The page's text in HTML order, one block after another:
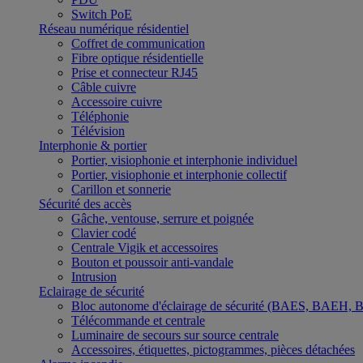
Switch PoE
Réseau numérique résidentiel
Coffret de communication
Fibre optique résidentielle
Prise et connecteur RJ45
Câble cuivre
Accessoire cuivre
Téléphonie
Télévision
Interphonie & portier
Portier, visiophonie et interphonie individuel
Portier, visiophonie et interphonie collectif
Carillon et sonnerie
Sécurité des accès
Gâche, ventouse, serrure et poignée
Clavier codé
Centrale Vigik et accessoires
Bouton et poussoir anti-vandale
Intrusion
Eclairage de sécurité
Bloc autonome d'éclairage de sécurité (BAES,
Télécommande et centrale
Luminaire de secours sur source centrale
Accessoires, étiquettes, pictogrammes, pièces détachées